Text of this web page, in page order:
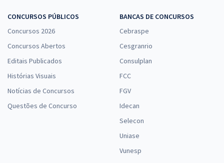
CONCURSOS PÚBLICOS
Concursos 2026
Concursos Abertos
Editais Publicados
Histórias Visuais
Notícias de Concursos
Questões de Concurso
BANCAS DE CONCURSOS
Cebraspe
Cesgranrio
Consulplan
FCC
FGV
Idecan
Selecon
Uniase
Vunesp